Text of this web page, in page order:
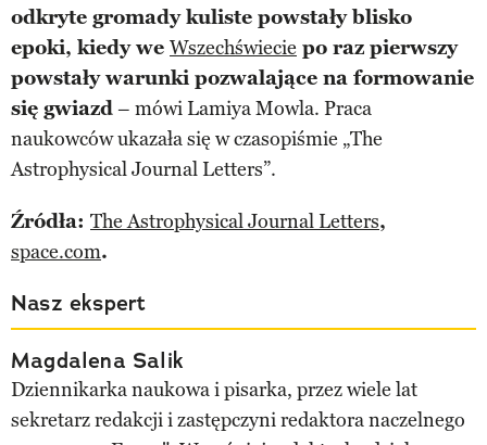
odkryte gromady kuliste powstały blisko
epoki, kiedy we Wszechświecie po raz pierwszy
powstały warunki pozwalające na formowanie
się gwiazd– mówi Lamiya Mowla. Praca
naukowców ukazała się w czasopiśmie „The
Astrophysical Journal Letters”.
Źródła: The Astrophysical Journal Letters,
space.com.
Nasz ekspert
Magdalena Salik
Dziennikarka naukowa i pisarka, przez wiele lat
sekretarz redakcji i zastępczyni redaktora naczelnego